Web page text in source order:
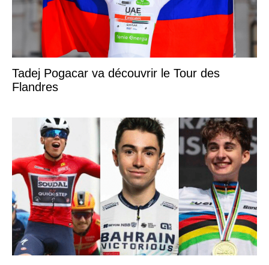
Tadej Pogacar va découvrir le Tour des
Flandres